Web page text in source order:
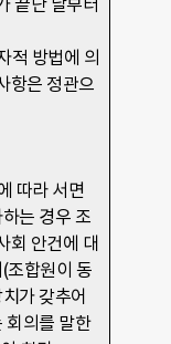
끝난 날부터
적 방법에 의
항은 정관으
따라 서면
는 경우 조
회 안건에 대
조합원이 동
가 갖추어
회의를 말한